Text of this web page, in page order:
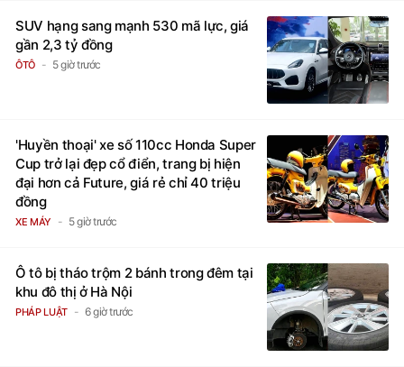
SUV hạng sang mạnh 530 mã lực, giá
gần 2,3 tỷ đồng
ÔTÔ 5 giờ trước
'Huyền thoại' xe số 110cc Honda Super
Cup trở lại đẹp cổ điển, trang bị hiện
đại hơn cả Future, giá rẻ chỉ 40 triệu
đồng
XE MÁY 5 giờ trước
Ô tô bị tháo trộm 2 bánh trong đêm tại
khu đô thị ở Hà Nội
PHÁP LUẬT 6 giờ trước